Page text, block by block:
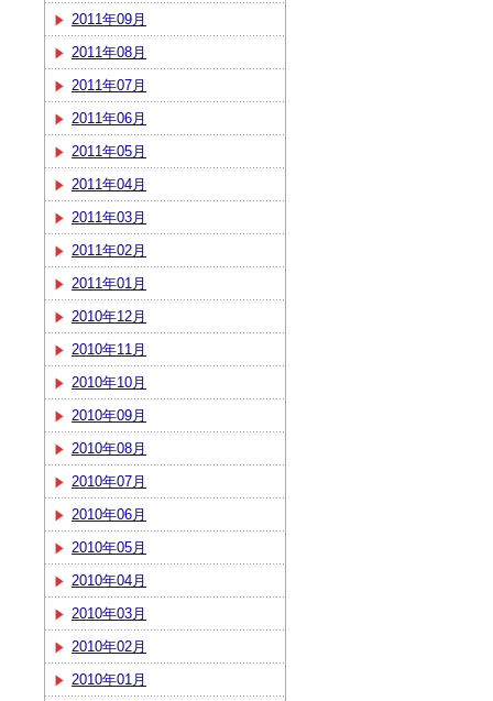
2011年09月
2011年08月
2011年07月
2011年06月
2011年05月
2011年04月
2011年03月
2011年02月
2011年01月
2010年12月
2010年11月
2010年10月
2010年09月
2010年08月
2010年07月
2010年06月
2010年05月
2010年04月
2010年03月
2010年02月
2010年01月